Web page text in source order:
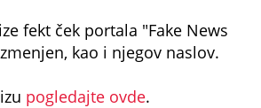
fekt ček portala "Fake News
kao i njegov naslov.
pogledajte ovde.